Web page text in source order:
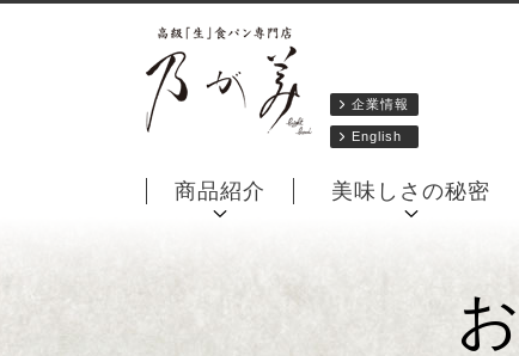
企業情報
English
商品紹介 美味しさの秘密